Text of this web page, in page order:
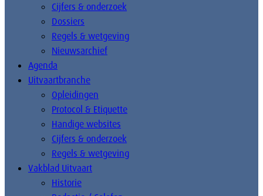
Cijfers & onderzoek
Dossiers
Regels & wetgeving
Nieuwsarchief
Agenda
Uitvaartbranche
Opleidingen
Protocol & Etiquette
Handige websites
Cijfers & onderzoek
Regels & wetgeving
Vakblad Uitvaart
Historie